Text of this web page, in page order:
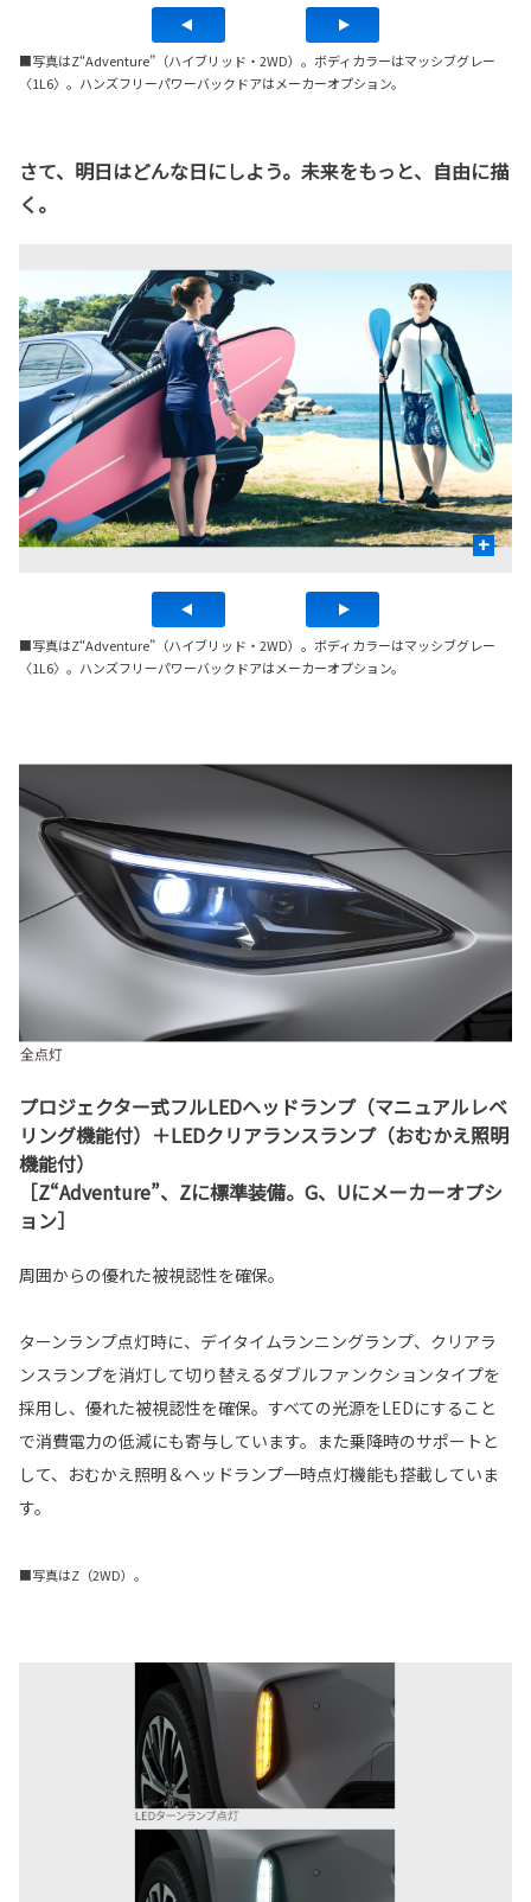
■写真はZ“Adventure”（ハイブリッド・2WD）。ボディカラーはマッシブグレー
〈1L6〉。ハンズフリーパワーバックドアはメーカーオプション。
さて、明日はどんな日にしよう。未来をもっと、自由に描
く。
+
■写真はZ“Adventure”（ハイブリッド・2WD）。ボディカラーはマッシブグレー
〈1L6〉。ハンズフリーパワーバックドアはメーカーオプション。
プロジェクター式フルLEDヘッドランプ（マニュアルレベ
リング機能付）＋LEDクリアランスランプ（おむかえ照明
機能付）
［Z“Adventure”、Zに標準装備。G、Uにメーカーオプシ
ョン］
周囲からの優れた被視認性を確保。
ターンランプ点灯時に、デイタイムランニングランプ、クリアラ
ンスランプを消灯して切り替えるダブルファンクションタイプを
採用し、優れた被視認性を確保。すべての光源をLEDにすること
で消費電力の低減にも寄与しています。また乗降時のサポートと
して、おむかえ照明＆ヘッドランプ一時点灯機能も搭載していま
す。
■写真はZ（2WD）。